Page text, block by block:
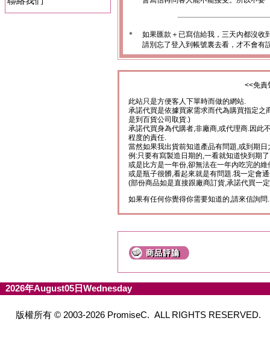
＊
如果匯款＋已寫信給我，三天內都沒收
請別忘了登入到帳號裏去看，才不會有
<<免責
此站只是方便客人下單時而做的網站.
承諾代買是依據買家需求而代為購買指定之
是到百貨公司取貨.)
承諾代買身為代購者,非廠商,或代理商.因此
程度的責任.
當然如果我出貨前知道產品有問題,或到期
例:只要有寫製造日期的,一看就知道快到期
或是比方是一年份,卻無法在一年內吃完的維
或是瓶子很髒,看起來就是有問題.我一定會
(部份商品如是直接跟廠商訂貨,承諾代買一
如果有任何你覺得你需要知道的,請來信詢問.
2026年August05日Wednesday
版權所有 © 2003-2026 PromiseC. ALL RIGHTS RESERVED.